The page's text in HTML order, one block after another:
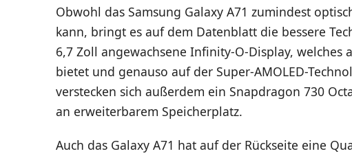
Obwohl das Samsung Galaxy A71 zumindest
kann, bringt es auf dem Datenblatt die bessere
6,7 Zoll angewachsene Infinity-O-Display, welches
bietet und genauso auf der Super-AMOLED-
verstecken sich außerdem ein Snapdragon 730
an erweiterbarem Speicherplatz.
Auch das Galaxy A71 hat auf der Rückseite eine